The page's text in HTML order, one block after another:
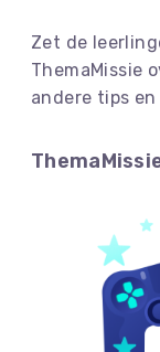
Zet de
ThemaMissie
andere tips